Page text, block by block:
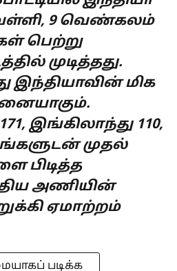
9 வெண்கலம்
பெற்று
முடித்தது.
இந்தியாவின் மிக
இங்கிலாந்து 110,
முதல்
பிடித்த
அணியின்
ஏமாற்றம்
படிக்க